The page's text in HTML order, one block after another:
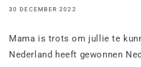
30 DECEMBER 2022
Mama is trots om jullie te
Nederland heeft gewonnen